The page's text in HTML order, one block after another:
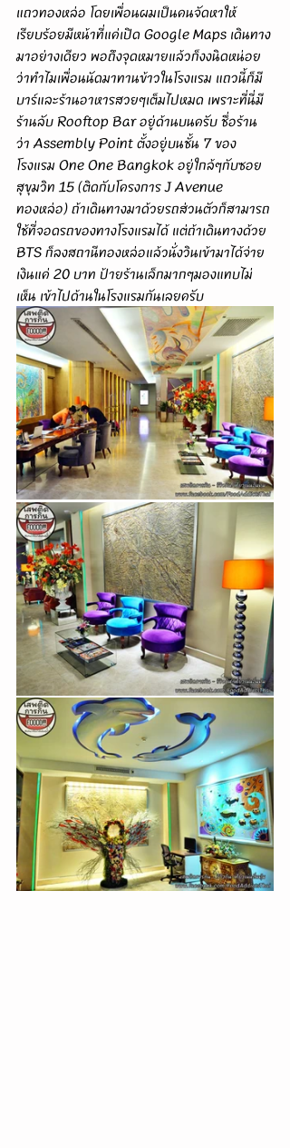
แถวทองหล่อ โดยเพื่อนผมเป็นคนจัดหาให้
เรียบร้อยมีหน้าที่แค่เปิด Google Maps เดินทาง
มาอย่างเดียว พอถึงจุดหมายแล้วก็งงนิดหน่อย
ว่าทำไมเพื่อนนัดมาทานข้าวในโรงแรม แถวนี้ก็มี
บาร์และร้านอาหารสวยๆเต็มไปหมด เพราะที่นี่มี
ร้านลับ Rooftop Bar อยู่ด้านบนครับ ชื่อร้าน
ว่า Assembly Point ตั้งอยู่บนชั้น 7 ของ
โรงแรม One One Bangkok อยู่ใกล้ๆกับซอย
สุขุมวิท 15 (ติดกับโครงการ J Avenue
ทองหล่อ) ถ้าเดินทางมาด้วยรถส่วนตัวก็สามารถ
ใช้ที่จอดรถของทางโรงแรมได้ แต่ถ้าเดินทางด้วย
BTS ก็ลงสถานีทองหล่อแล้วนั่งวินเข้ามาได้จ่าย
เงินแค่ 20 บาท ป้ายร้านเล็กมากๆมองแทบไม่
เห็น เข้าไปด้านในโรงแรมกันเลยครับ